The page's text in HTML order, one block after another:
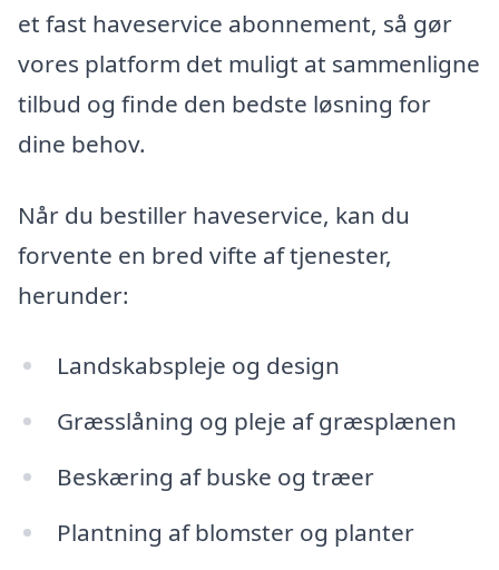
et fast haveservice abonnement, så gør
vores platform det muligt at sammenligne
tilbud og finde den bedste løsning for
dine behov.
Når du bestiller haveservice, kan du
forvente en bred vifte af tjenester,
herunder:
Landskabspleje og design
Græsslåning og pleje af græsplænen
Beskæring af buske og træer
Plantning af blomster og planter